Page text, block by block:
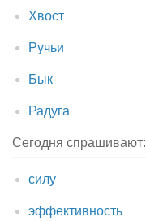
Хвост
Ручьи
Бык
Радуга
Сегодня спрашивают:
силу
эффективность